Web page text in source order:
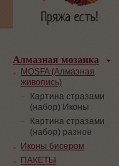
Алмазная мозаика
MOSFA (Алмазная
живопись)
Картина стразами
(набор) Иконы
Картина стразами
(набор) разное
Иконы бисером
ПАКЕТЫ